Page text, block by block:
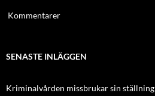
Kommentarer
SENASTE INLÄGGEN
Kriminalvården missbrukar sin ställning